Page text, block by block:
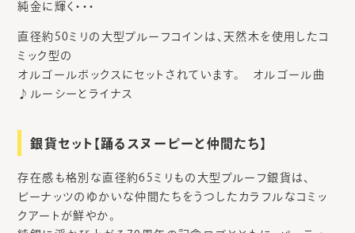
純金に輝く・・・
直径約50ミリの大型プルーフコインは、天然木を使用したコ
ミック型の
オルゴールボックスにセットされています。 オルゴール曲
♪ルーシーとライナス
銀貨セット【踊るスヌーピーと仲間たち】
存在感も格別な直径約65ミリもの大型プルーフ銀貨は、
ピーナッツのゆかいな仲間たちをうつしたカラフルなコミッ
クアートが鮮やか。